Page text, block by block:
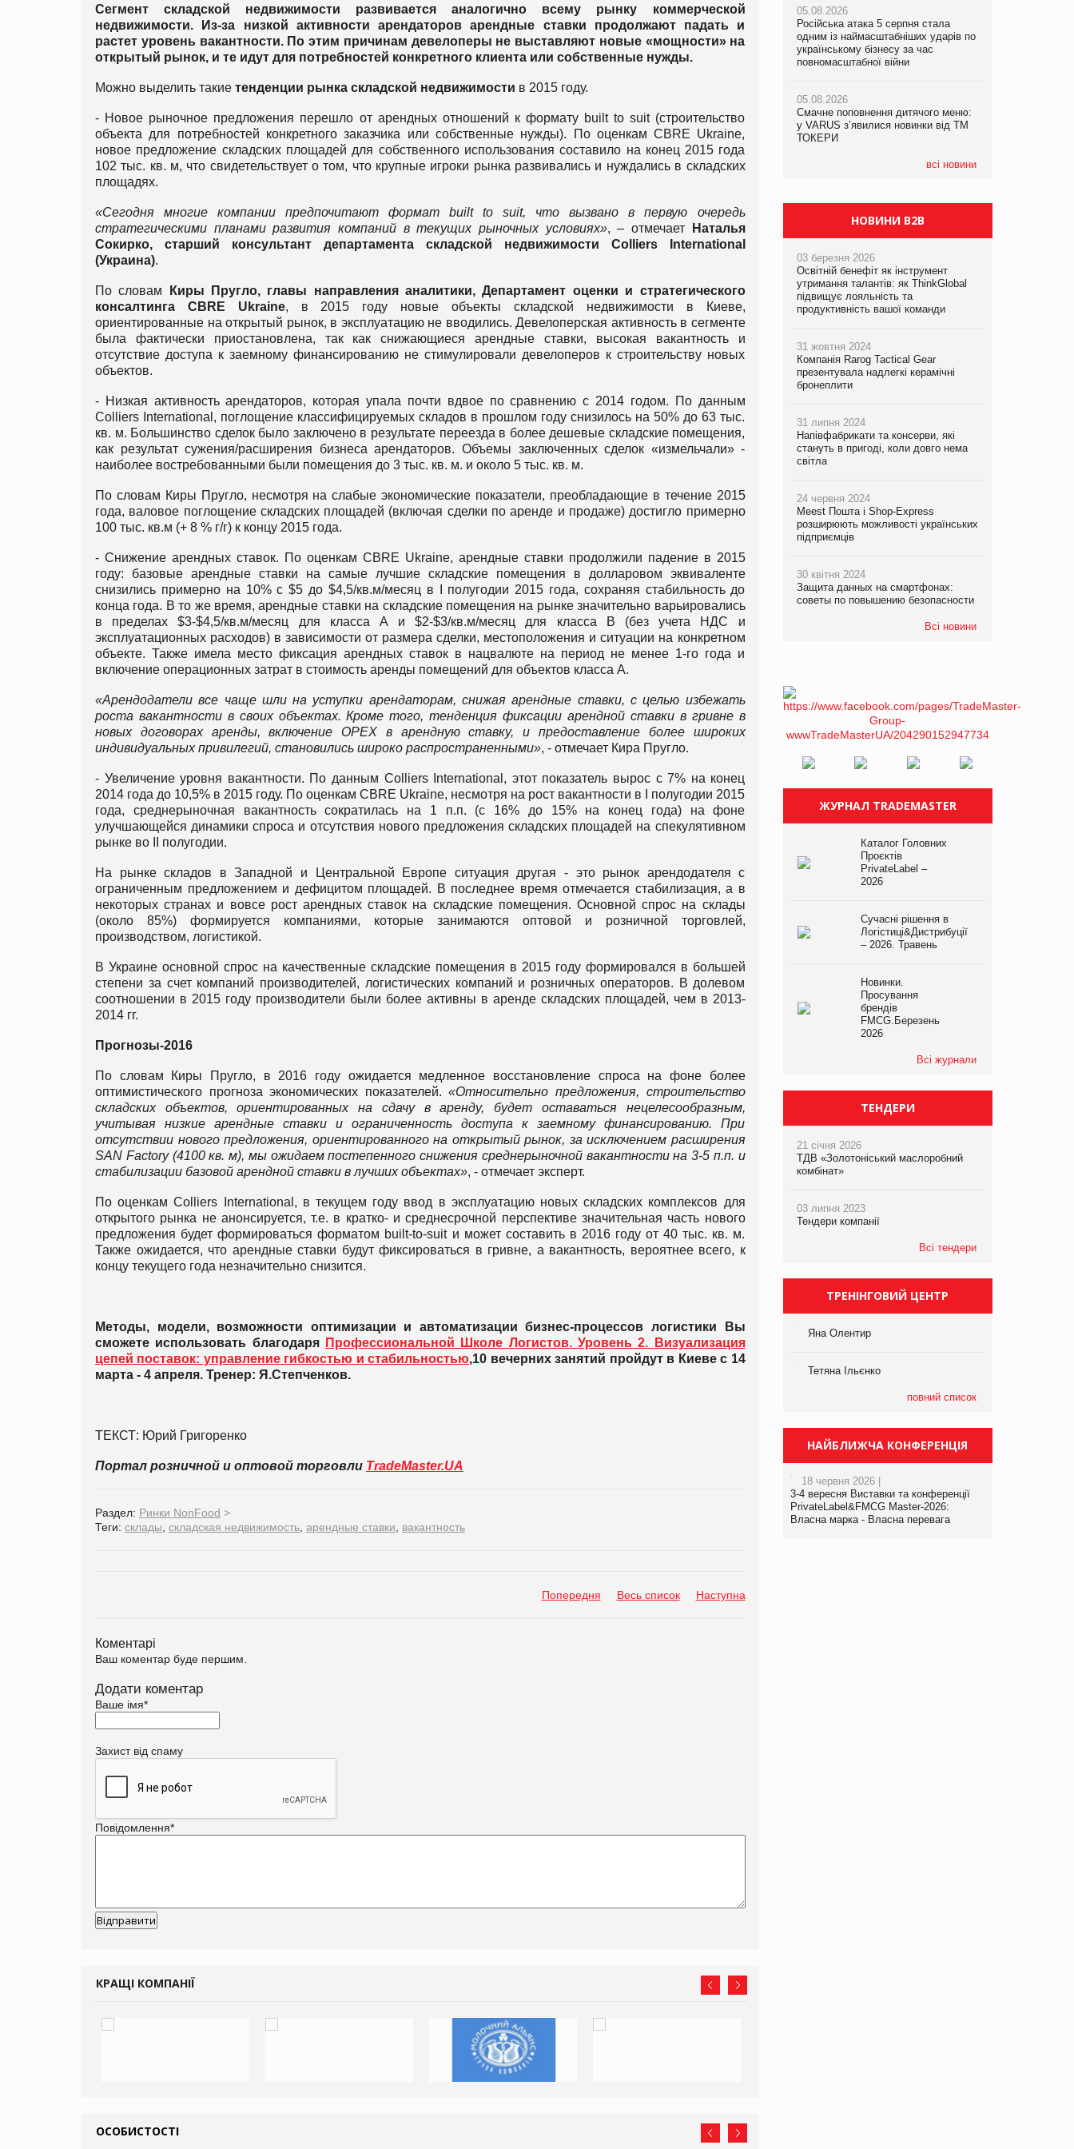
Сегмент складской недвижимости развивается аналогично всему рынку коммерческой
недвижимости. Из-за низкой активности арендаторов арендные ставки продолжают падать и
растет уровень вакантности. По этим причинам девелоперы не выставляют новые «мощности» на
открытый рынок, и те идут для потребностей конкретного клиента или собственные нужды.
Можно выделить такие тенденции рынка складской недвижимости в 2015 году.
- Новое рыночное предложения перешло от арендных отношений к формату built to suit (строительство
объекта для потребностей конкретного заказчика или собственные нужды). По оценкам CBRE Ukraine,
новое предложение складских площадей для собственного использования составило на конец 2015 года
102 тыс. кв. м, что свидетельствует о том, что крупные игроки рынка развивались и нуждались в складских
площадях.
«Сегодня многие компании предпочитают формат built to suit, что вызвано в первую очередь
стратегическими планами развития компаний в текущих рыночных условиях», – отмечает
Наталья
Сокирко, старший консультант департамента складской недвижимости Colliers International
(Украина).
По словам
Киры Пругло, главы направления аналитики, Департамент оценки и стратегического
консалтинга CBRE Ukraine, в 2015 году новые объекты складской недвижимости в Киеве,
ориентированные на открытый рынок, в эксплуатацию не вводились. Девелоперская активность в сегменте
была фактически приостановлена, так как снижающиеся арендные ставки, высокая вакантность и
отсутствие доступа к заемному финансированию не стимулировали девелоперов к строительству новых
объектов.
- Низкая активность арендаторов, которая упала почти вдвое по сравнению с 2014 годом. По данным
Colliers International, поглощение классифицируемых складов в прошлом году снизилось на 50% до 63 тыс.
кв. м. Большинство сделок было заключено в результате переезда в более дешевые складские помещения,
как результат сужения/расширения бизнеса арендаторов. Объемы заключенных сделок «измельчали» -
наиболее востребованными были помещения до 3 тыс. кв. м. и около 5 тыс. кв. м.
По словам Киры Пругло, несмотря на слабые экономические показатели, преобладающие в течение 2015
года, валовое поглощение складских площадей (включая сделки по аренде и продаже) достигло примерно
100 тыс. кв.м (+ 8 % г/г) к концу 2015 года.
- Снижение арендных ставок. По оценкам CBRE Ukraine, арендные ставки продолжили падение в 2015
году: базовые арендные ставки на самые лучшие складские помещения в долларовом эквиваленте
снизились примерно на 10% с $5 до $4,5/кв.м/месяц в I полугодии 2015 года, сохраняя стабильность до
конца года. В то же время, арендные ставки на складские помещения на рынке значительно варьировались
в пределах $3-$4,5/кв.м/месяц для класса А и $2-$3/кв.м/месяц для класса В (без учета НДС и
эксплуатационных расходов) в зависимости от размера сделки, местоположения и ситуации на конкретном
объекте. Также имела место фиксация арендных ставок в нацвалюте на период не менее 1-го года и
включение операционных затрат в стоимость аренды помещений для объектов класса А.
«Арендодатели все чаще шли на уступки арендаторам, снижая арендные ставки, с целью избежать
роста вакантности в своих объектах. Кроме того, тенденция фиксации арендной ставки в гривне в
новых договорах аренды, включение OPEX в арендную ставку, и предоставление более широких
индивидуальных привилегий, становились широко распространенными», - отмечает Кира Пругло.
- Увеличение уровня вакантности. По данным Colliers International, этот показатель вырос с 7% на конец
2014 года до 10,5% в 2015 году. По оценкам CBRE Ukraine, несмотря на рост вакантности в I полугодии 2015
года, среднерыночная вакантность сократилась на 1 п.п. (с 16% до 15% на конец года) на фоне
улучшающейся динамики спроса и отсутствия нового предложения складских площадей на спекулятивном
рынке во II полугодии.
На рынке складов в Западной и Центральной Европе ситуация другая - это рынок арендодателя с
ограниченным предложением и дефицитом площадей. В последнее время отмечается стабилизация, а в
некоторых странах и вовсе рост арендных ставок на складские помещения. Основной спрос на склады
(около 85%) формируется компаниями, которые занимаются оптовой и розничной торговлей,
производством, логистикой.
В Украине основной спрос на качественные складские помещения в 2015 году формировался в большей
степени за счет компаний производителей, логистических компаний и розничных операторов. В долевом
соотношении в 2015 году производители были более активны в аренде складских площадей, чем в 2013-
2014 гг.
Прогнозы-2016
По словам Киры Пругло, в 2016 году ожидается медленное восстановление спроса на фоне более
оптимистического прогноза экономических показателей.«Относительно предложения, строительство
складских объектов, ориентированных на сдачу в аренду, будет оставаться нецелесообразным,
учитывая низкие арендные ставки и ограниченность доступа к заемному финансированию. При
отсутствии нового предложения, ориентированного на открытый рынок, за исключением расширения
SAN Factory (4100 кв. м), мы ожидаем постепенного снижения среднерыночной вакантности на 3-5 п.п. и
стабилизации базовой арендной ставки в лучших объектах», - отмечает эксперт.
По оценкам Colliers International, в текущем году ввод в эксплуатацию новых складских комплексов для
открытого рынка не анонсируется, т.е. в кратко- и среднесрочной перспективе значительная часть нового
предложения будет формироваться форматом built-to-suit и может составить в 2016 году от 40 тыс. кв. м.
Также ожидается, что арендные ставки будут фиксироваться в гривне, а вакантность, вероятнее всего, к
концу текущего года незначительно снизится.
Методы, модели, возможности оптимизации и автоматизации бизнес-процессов логистики Вы
сможете использовать благодаря Профессиональной Школе Логистов. Уровень 2. Визуализация
цепей поставок: управление гибкостью и стабильностью,10 вечерних занятий пройдут в Киеве с 14
марта - 4 апреля. Тренер: Я.Степченков.
ТЕКСТ: Юрий Григоренко
Портал розничной и оптовой торговли TradeMaster.UA
Раздел: Ринки NonFood >
Теги: склады складская недвижимость арендные ставки вакантность
Попередня Весь список Наступна
Коментарі
Ваш коментар буде першим.
Додати коментар
Ваше імя*
Захист від спаму
Повідомлення*
КРАЩІ КОМПАНІЇ
ОСОБИСТОСТІ
05.08.2026
Російська атака 5 серпня стала
одним із наймасштабніших ударів по
українському бізнесу за час
повномасштабної війни
05.08.2026
Смачне поповнення дитячого меню:
у VARUS з’явилися новинки від ТМ
ТОКЕРИ
всі новини
05.08.2026
Сергій Лісунов про заморожені
хлібобулочні вироби на
04.08.2026
Через атаку РФ у Дніпрі пошкоджено
склад шоколаду Millennium
рекламі екологічних продуктів
05.08.2026
AstraZeneca обговорює найбільшу
НОВИНИ B2B
03 березня 2026
Освітній бенефіт як інструмент
утримання талантів: як ThinkGlobal
підвищує лояльність та
продуктивність вашої команди
31 жовтня 2024
Компанія Rarog Tactical Gear
презентувала надлегкі керамічні
бронеплити
31 липня 2024
Напівфабрикати та консерви, які
стануть в пригоді, коли довго нема
світла
24 червня 2024
Meest Пошта і Shop-Express
розширюють можливості українських
підприємців
30 квітня 2024
Защита данных на смартфонах:
советы по повышению безопасности
Всі новини
ЖУРНАЛ TRADEMASTER
Каталог Головних
Проєктів
PrivateLabel –
2026
Сучасні рішення в
Логістиці&Дистрибуції
– 2026. Травень
Новинки.
Просування
брендів
FMCG.Березень
2026
Всі журнали
ТЕНДЕРИ
21 січня 2026
ТДВ «Золотоніський маслоробний
комбінат»
03 липня 2023
Тендери компанії
Всі тендери
ТРЕНІНГОВИЙ ЦЕНТР
Яна Олентир
Тетяна Ільєнко
повний список
НАЙБЛИЖЧА КОНФЕРЕНЦІЯ
18 червня 2026 |
3-4 вересня Виставки та конференції
PrivateLabel&FMCG Master-2026:
Власна марка - Власна перевага